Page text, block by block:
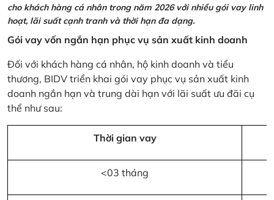
cho khách hàng cá nhân trong năm 2026 với nhiều gói vay linh
hoạt, lãi suất cạnh tranh và thời hạn đa dạng.
Gói vay vốn ngắn hạn phục vụ sản xuất kinh doanh
Đối với khách hàng cá nhân, hộ kinh doanh và tiểu
thương, BIDV triển khai gói vay phục vụ sản xuất kinh
doanh ngắn hạn và trung dài hạn với lãi suất ưu đãi cụ
thể như sau:
Thời gian vay
<03 tháng